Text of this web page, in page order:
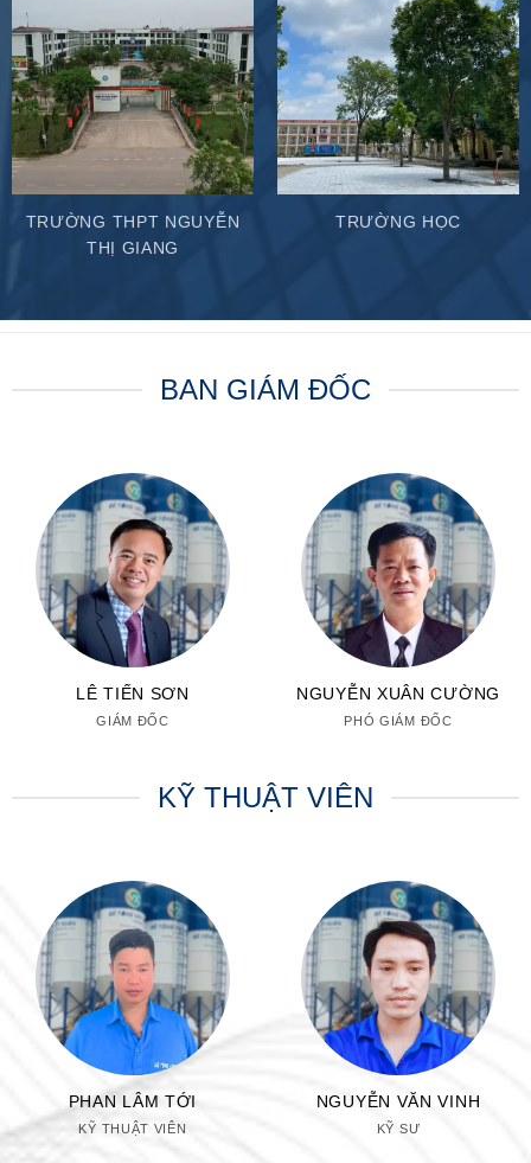
TRƯỜNG THPT NGUYỄN
THỊ GIANG
TRƯỜNG HỌC
BAN GIÁM ĐỐC
LÊ TIẾN SƠN
GIÁM ĐỐC
NGUYỄN XUÂN CƯỜNG
PHÓ GIÁM ĐỐC
KỸ THUẬT VIÊN
PHAN LÂM TỚI
KỸ THUẬT VIÊN
NGUYỄN VĂN VINH
KỸ SƯ